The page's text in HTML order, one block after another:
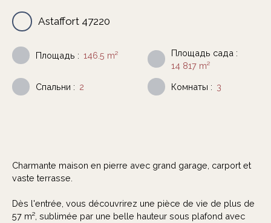
Astaffort 47220
Площадь : 146.5 m² Площадь сада :
14 817 m²
Спальни : 2 Комнаты : 3
Charmante maison en pierre avec grand garage, carport et
vaste terrasse.
Dès l'entrée, vous découvrirez une pièce de vie de plus de
57 m², sublimée par une belle hauteur sous plafond avec